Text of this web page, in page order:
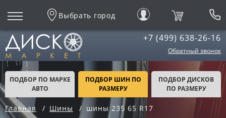
Выбрать город
+7 (499) 638-26-16
Обратный звонок
ПОДБОР ПО МАРКЕ
АВТО
ПОДБОР ШИН ПО
РАЗМЕРУ
ПОДБОР ДИСКОВ
ПО РАЗМЕРУ
Главная Шины шины 235 65 R17